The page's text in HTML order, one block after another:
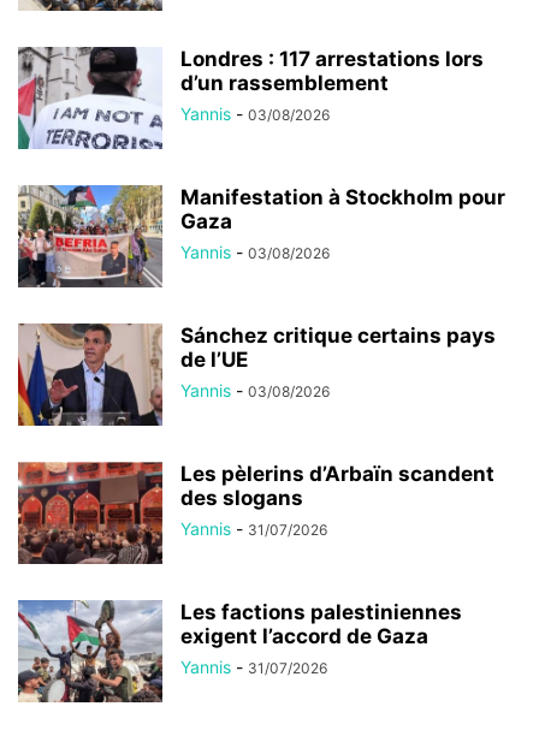
Londres : 117 arrestations lors
d’un rassemblement
Yannis - 03/08/2026
Manifestation à Stockholm pour
Gaza
Yannis - 03/08/2026
Sánchez critique certains pays
de l’UE
Yannis - 03/08/2026
Les pèlerins d’Arbaïn scandent
des slogans
Yannis - 31/07/2026
Les factions palestiniennes
exigent l’accord de Gaza
Yannis - 31/07/2026